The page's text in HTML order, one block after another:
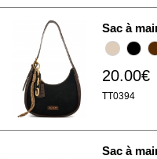
Sac à
20.00€
TT0394
Sac à